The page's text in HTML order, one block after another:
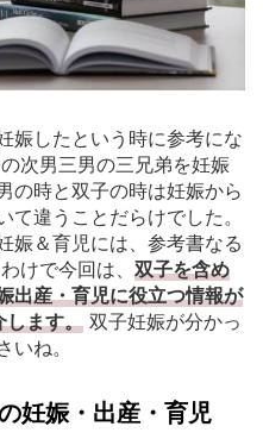
娠したという時に参考にな
次男三男の三兄弟を妊娠
の時と双子の時は妊娠から
違うことだらけでした。
娠＆育児には、参考書なる
けで今回は、 双子を含め
出産・育児に役立つ情報が
します。 双子妊娠が分かっ
いね。
妊娠・出産・育児